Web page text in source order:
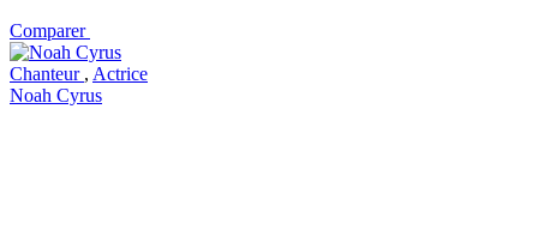
Comparer
Chanteur , Actrice
Noah Cyrus